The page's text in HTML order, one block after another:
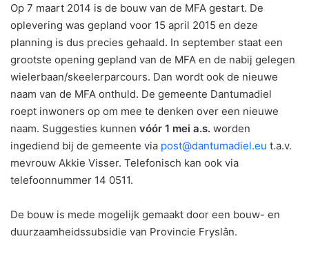
Op 7 maart 2014 is de bouw van de MFA gestart. De
oplevering was gepland voor 15 april 2015 en deze
planning is dus precies gehaald. In september staat een
grootste opening gepland van de MFA en de nabij gelegen
wielerbaan/skeelerparcours. Dan wordt ook de nieuwe
naam van de MFA onthuld. De gemeente Dantumadiel
roept inwoners op om mee te denken over een nieuwe
naam. Suggesties kunnen vóór 1 mei a.s. worden
ingediend bij de gemeente via post@dantumadiel.eu t.a.v.
mevrouw Akkie Visser. Telefonisch kan ook via
telefoonnummer 14 0511.
De bouw is mede mogelijk gemaakt door een bouw- en
duurzaamheidssubsidie van Provincie Fryslân.